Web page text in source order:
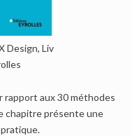
Design, Liv
rapport aux 30 méthodes
chapitre présente une